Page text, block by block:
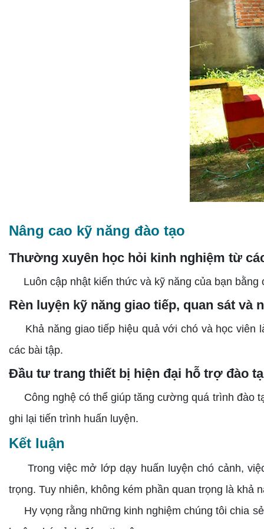
Nâng cao kỹ năng đào tạo
Thường xuyên học hỏi kinh nghiệm từ
Luôn cập nhật kiến thức và kỹ năng của bạn bằng
Rèn luyện kỹ năng giao tiếp, quan sát và
Khả năng giao tiếp hiệu quả với chó và học viên
các bài tập.
Đầu tư trang thiết bị hiện đại hỗ trợ đào
Công nghệ có thể giúp tăng cường quá trình đào
ghi lại tiến trình huấn luyện.
Kết luận
Trong việc mở lớp dạy huấn luyện chó cảnh,
trọng. Tuy nhiên, không kém phần quan trọng là khả
Hy vọng rằng những kinh nghiệm chúng tôi chia